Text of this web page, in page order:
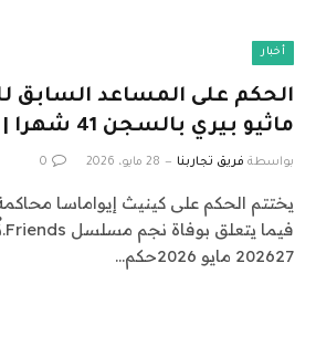
أخبار
الحكم على المساعد السابق
ماثيو بيري بالسجن 41 شهرا | أخبار المحاكم
بواسطة فريق تجاربنا 28 مايو، 2026 0
يختتم الحكم على كينيث إيواماسا
202627 مايو 2026حكم…